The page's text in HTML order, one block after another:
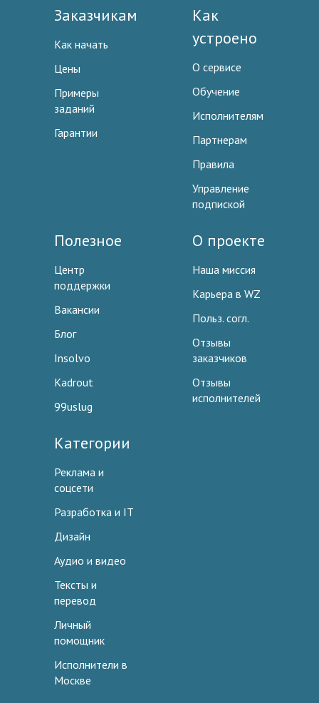
Заказчикам
Как начать
Цены
Примеры
заданий
Гарантии
Как
устроено
О сервисе
Обучение
Исполнителям
Партнерам
Правила
Управление
подпиской
Полезное
Центр
поддержки
Вакансии
Блог
Insolvo
Kadrout
99uslug
О проекте
Наша миссия
Карьера в WZ
Польз. согл.
Отзывы
заказчиков
Отзывы
исполнителей
Категории
Реклама и
соцсети
Разработка и IT
Дизайн
Аудио и видео
Тексты и
перевод
Личный
помощник
Исполнители в
Москве